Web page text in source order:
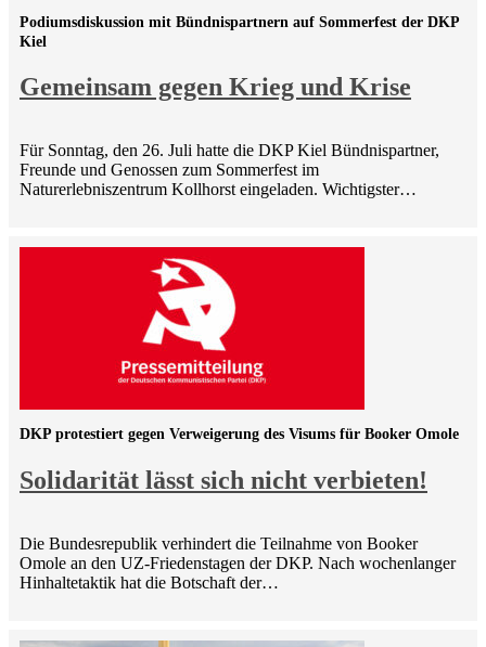
Gemeinsam gegen Krieg und Krise
Podiumsdiskussion mit Bündnispartnern auf Sommerfest der DKP
Kiel
Für Sonntag, den 26. Juli hatte die DKP Kiel Bündnispartner,
Freunde und Genossen zum Sommerfest im
Naturerlebniszentrum Kollhorst eingeladen. Wichtigster…
Solidarität lässt sich nicht verbieten!
DKP protestiert gegen Verweigerung des Visums für Booker Omole
Die Bundesrepublik verhindert die Teilnahme von Booker
Omole an den UZ-Friedenstagen der DKP. Nach wochenlanger
Hinhaltetaktik hat die Botschaft der…